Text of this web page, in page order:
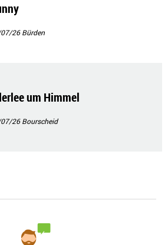
26Bürden
um Himmel
07/26Bourscheid